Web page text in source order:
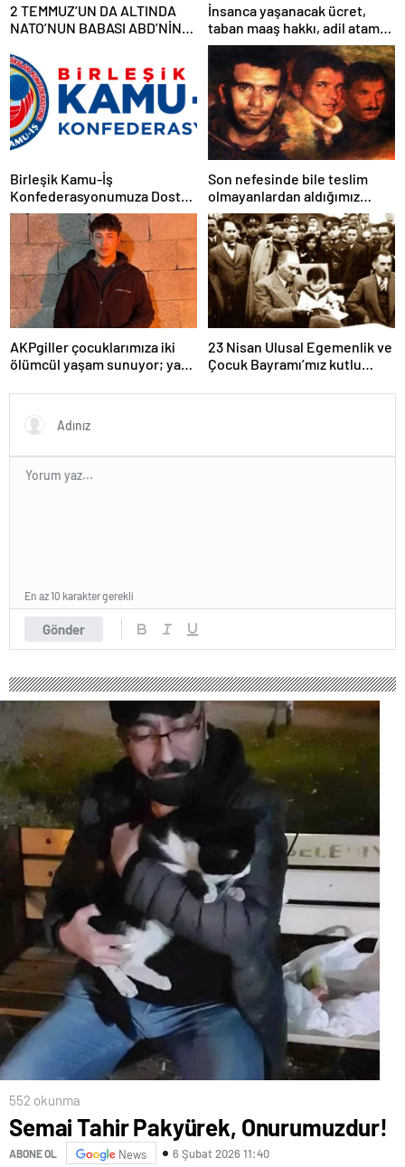
2 TEMMUZ’UN DA ALTINDA
NATO’NUN BABASI ABD’NİN
İnsanca yaşanacak ücret,
taban maaş hakkı, adil atama
sistemi, laik, bilimsel,
demokratik, parasız bir eğitim
sistemi sağlanana dek
mücadelemizi sürdüreceğiz.
Birleşik Kamu-İş
Konfederasyonumuza Dostça
Uyarı ve Önerimizdir:
Son nefesinde bile teslim
olmayanlardan aldığımız
bayrağı “Tam Bağımsız
Türkiye” mücadelemizde
dalgalandırıyoruz.
AKPgiller çocuklarımıza iki
ölümcül yaşam sunuyor; ya
da okullarından koparılarak
parababalarına ucuz iş gücü
sağlayan MESEM lerde
23 Nisan Ulusal Egemenlik ve
Çocuk Bayramı’mız kutlu
Gönder
En az 10 karakter gerekli
552 okunma
Semai Tahir Pakyürek, Onurumuzdur!
ABONE OL News 6 Şubat 2026 11:40